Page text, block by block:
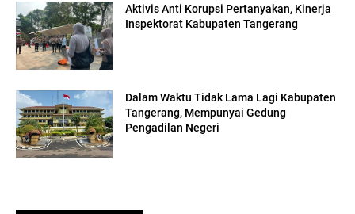
Aktivis Anti Korupsi Pertanyakan, Kinerja
Inspektorat Kabupaten Tangerang
Dalam Waktu Tidak Lama Lagi Kabupaten
Tangerang, Mempunyai Gedung
Pengadilan Negeri